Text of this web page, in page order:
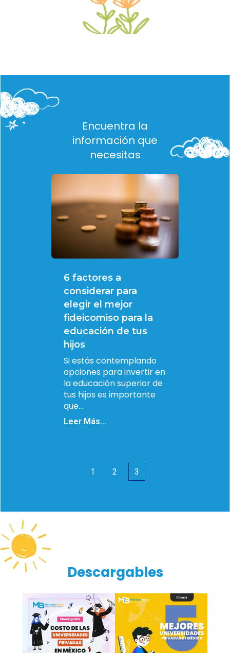
Encuentra la
información que
necesitas
6 factores a
considerar para
elegir el mejor
fideicomiso para la
educación de tus
hijos
Si estás contemplando
opciones para invertir en
la educación superior de
tus hijos es importante
que...
Leer Más...
1 2 3
Descargables